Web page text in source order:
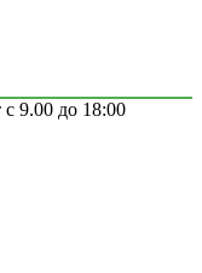
9.00 до 18:00